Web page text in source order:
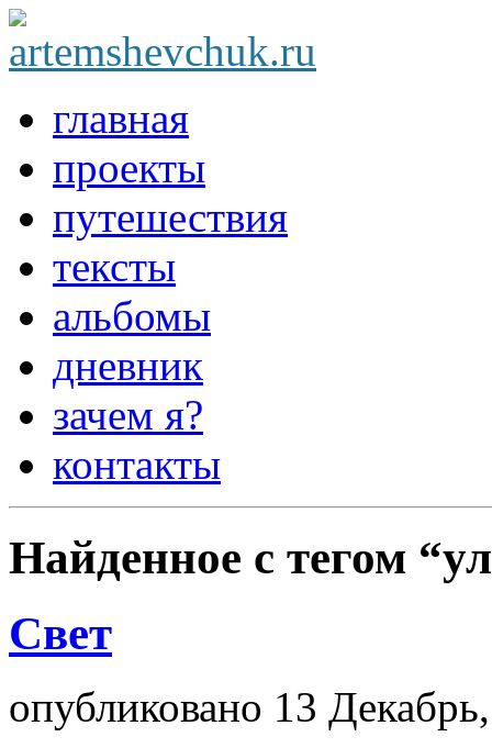
главная
проекты
путешествия
тексты
альбомы
дневник
зачем я?
контакты
Найденное с тегом
Свет
опубликовано 13